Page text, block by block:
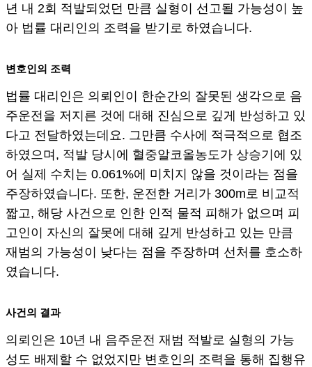
년 내 2회 적발되었던 만큼 실형이 선고될 가능성이 높
아 법률 대리인의 조력을 받기로 하였습니다.
변호인의 조력
법률 대리인은 의뢰인이 한순간의 잘못된 생각으로 음
주운전을 저지른 것에 대해 진심으로 깊게 반성하고 있
다고 전달하였는데요. 그만큼 수사에 적극적으로 협조
하였으며, 적발 당시에 혈중알코올농도가 상승기에 있
어 실제 수치는 0.061%에 미치지 않을 것이라는 점을
주장하였습니다. 또한, 운전한 거리가 300m로 비교적
짧고, 해당 사건으로 인한 인적 물적 피해가 없으며 피
고인이 자신의 잘못에 대해 깊게 반성하고 있는 만큼
재범의 가능성이 낮다는 점을 주장하며 선처를 호소하
였습니다.
사건의 결과
의뢰인은 10년 내 음주운전 재범 적발로 실형의 가능
성도 배제할 수 없었지만 변호인의 조력을 통해 집행유